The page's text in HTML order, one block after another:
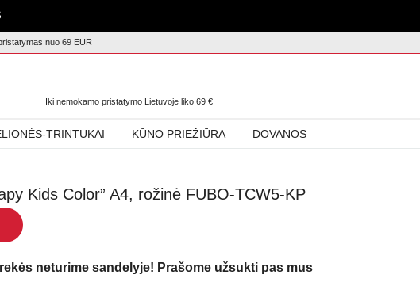
nuo 69 EUR
Iki nemokamo pristatymo Lietuvoje liko 69 €
TRINTUKAI KŪNO PRIEŽIŪRA DOVANOS
Kids Color” A4, rožinė FUBO-TCW5-KP
neturime sandelyje! Prašome užsukti pas mus